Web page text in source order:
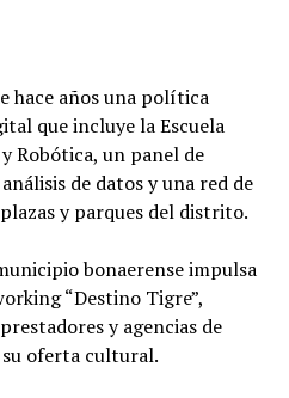
hace años una política
que incluye la Escuela
Robótica, un panel de
de datos y una red de
y parques del distrito.
bonaerense impulsa
“Destino Tigre”,
y agencias de
oferta cultural.